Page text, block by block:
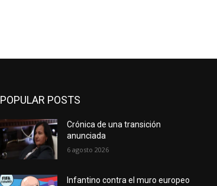
POPULAR POSTS
Crónica de una transición
anunciada
6 agosto 2026
Infantino contra el muro europeo